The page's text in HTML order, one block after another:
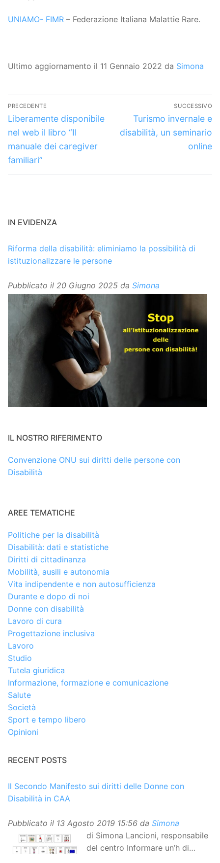
UNIAMO- FIMR – Federazione Italiana Malattie Rare.
Ultimo aggiornamento il 11 Gennaio 2022 da Simona
Navigazione
articoli
PRECEDENTE
Articolo
precedente:
Liberamente disponibile
nel web il libro “Il
manuale dei caregiver
familiari”
SUCCESSIVO
Articolo
successivo:
Turismo invernale e
disabilità, un seminario
online
IN EVIDENZA
Riforma della disabilità: eliminiamo la possibilità di
istituzionalizzare le persone
Pubblicato il 20 Giugno 2025 da Simona
IL NOSTRO RIFERIMENTO
Convenzione ONU sui diritti delle persone con
Disabilità
AREE TEMATICHE
Politiche per la disabilità
Disabilità: dati e statistiche
Diritti di cittadinanza
Mobilità, ausili e autonomia
Vita indipendente e non autosufficienza
Durante e dopo di noi
Donne con disabilità
Lavoro di cura
Progettazione inclusiva
Lavoro
Studio
Tutela giuridica
Informazione, formazione e comunicazione
Salute
Società
Sport e tempo libero
Opinioni
RECENT POSTS
Il Secondo Manifesto sui diritti delle Donne con
Disabilità in CAA
Pubblicato il 13 Agosto 2019 15:56 da Simona
di Simona Lancioni, responsabile
del centro Informare un’h di